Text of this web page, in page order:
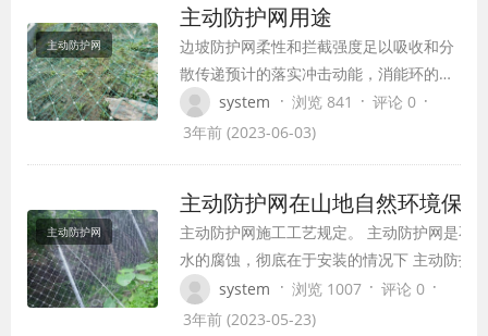
柱支撑。当然以上的价格是包括所有的材料
装价格。
主动防护网
主动防护网用途
边坡防护网柔性和拦截强度足以吸收和分
散传递预计的落实冲击动能，消能环的设
计和采用使系统的抗冲击能力得到进一步
提高，与钢性拦截和砌浆挡墙相比较，改
system · 浏览 841 · 评论 0 ·
3年前 (2023-06-03)
主动防护网
主动防护网在山地自然环境保
主动防护网施工工艺规定。 主动防护网是不
水的腐蚀，彻底在于安装的情况下 主动防护
层能不能做到所需规定。 主动防护网的安装
保 主动防护网的可靠性和与基本的紧密连接
system · 浏览 1007 · 评论 0 ·
3年前 (2023-05-23)